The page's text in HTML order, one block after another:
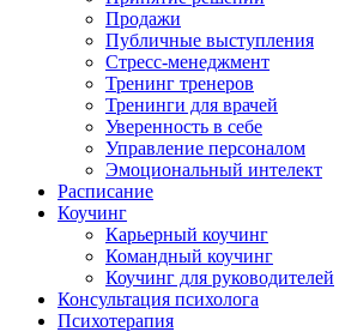
Продажи
Публичные выступления
Стресс-менеджмент
Тренинг тренеров
Тренинги для врачей
Уверенность в себе
Управление персоналом
Эмоциональный интелект
Расписание
Коучинг
Карьерный коучинг
Командный коучинг
Коучинг для руководителей
Консультация психолога
Психотерапия